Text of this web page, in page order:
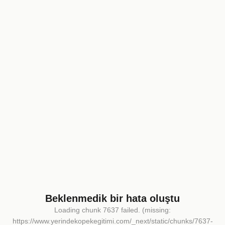
Beklenmedik bir hata oluştu
Loading chunk 7637 failed. (missing:
https://www.yerindekopekegitimi.com/_next/static/chunks/7637-